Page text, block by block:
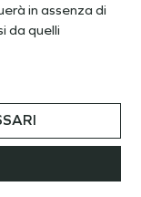
TUA
& Privacy Policy
in assenza di
da quelli